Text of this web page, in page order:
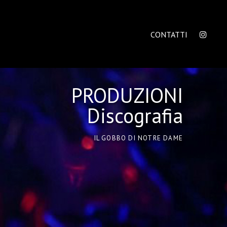
CONTATTI
PRODUZIONI
Discografia
IL GOBBO DI NOTRE DAME